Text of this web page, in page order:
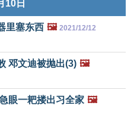
10日
里塞东西 🖼️ 2021/12/12
邓文迪被抛出(3) 🖼️
眼一耙搂出习全家 🖼️